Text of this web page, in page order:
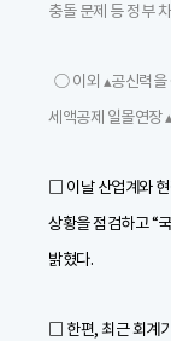
충돌 문제 등 정부
○ 이외 ▴공신력을
세액공제 일몰연장
□ 이날 산업계와 현
상황을 점검하고 “
밝혔다.
□ 한편, 최근 회계